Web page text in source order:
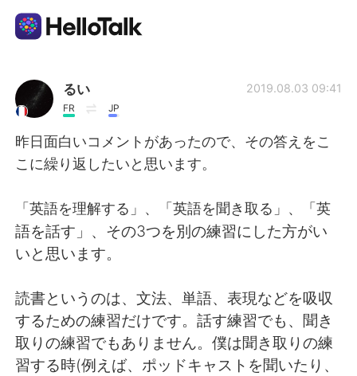
Sprachaustausch-App
AI Grammar Checker
Deutsch
English 简体中文
العربية Français
日本語 한국어
るい
FR JP
2019.08.03 09:41
昨日面白いコメントがあったので、その答えをこ
こに繰り返したいと思います。
「英語を理解する」、「英語を聞き取る」、「英
語を話す」、その3つを別の練習にした方がい
いと思います。
読書というのは、文法、単語、表現などを吸収
するための練習だけです。話す練習でも、聞き
取りの練習でもありません。僕は聞き取りの練
習する時(例えば、ポッドキャストを聞いたり、